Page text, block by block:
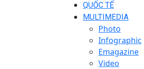
QUỐC TẾ
MULTIMEDIA
Photo
Infographic
Emagazine
Video